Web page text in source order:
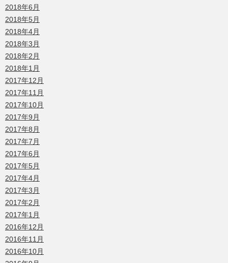
2018年6月
2018年5月
2018年4月
2018年3月
2018年2月
2018年1月
2017年12月
2017年11月
2017年10月
2017年9月
2017年8月
2017年7月
2017年6月
2017年5月
2017年4月
2017年3月
2017年2月
2017年1月
2016年12月
2016年11月
2016年10月